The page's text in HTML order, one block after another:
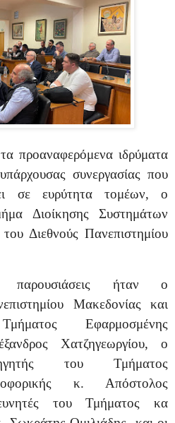
προαναφερόμενα ιδρύματα
συνεργασίας που
σε ευρύτητα τομέων, ο
Διοίκησης Συστημάτων
Διεθνούς Πανεπιστημίου
παρουσιάσεις ήταν ο
Μακεδονίας και
Εφαρμοσμένης
Χατζηγεωργίου, ο
του Τμήματος
κ. Απόστολος
του Τμήματος κα